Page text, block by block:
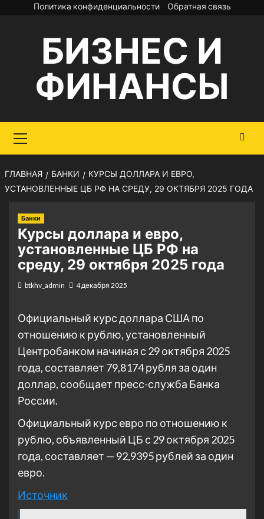
Перейти
содержимому
Политика конфиденциальности Обратная связь
БИЗНЕС И
ФИНАНСЫ
меню
ГЛАВНАЯ БАНКИ
КУРСЫ ДОЛЛАРА И ЕВРО,
УСТАНОВЛЕННЫЕ ЦБ РФ НА СРЕДУ, 29 ОКТЯБРЯ 2025 ГОДА
Банки
Курсы доллара и евро,
установленные ЦБ РФ на
среду, 29 октября 2025 года
btkhv_admin 4 декабря 2025
Официальный курс доллара США по
отношению к рублю, установленный
Центробанком начиная с 29 октября 2025
года, составляет 79,8174 рубля за один
доллар, сообщает пресс-служба Банка
России.
Официальный курс евро по отношению к
рублю, объявленный ЦБ с 29 октября 2025
года, составляет — 92,9395 рублей за один
евро.
Источник